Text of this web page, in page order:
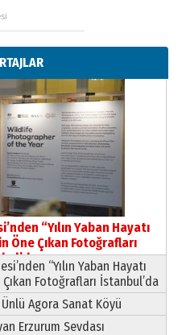
Şirin’e
“Yılın Yaban Hayatı
Öne Çıkan Fotoğrafları
“Yılın Yaban Hayatı
Fotoğrafları İstanbul’da
Agora Sanat Köyü
Erzurum Sevdası